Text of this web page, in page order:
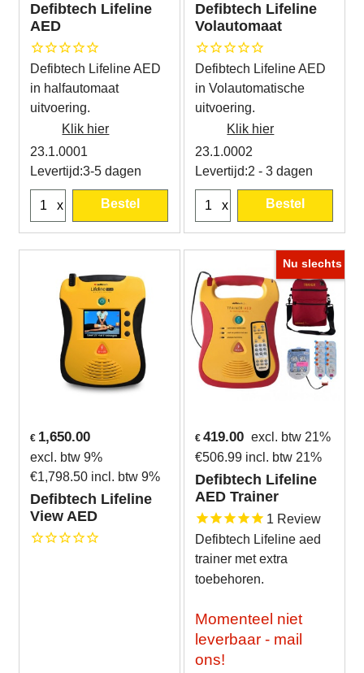
Defibtech Lifeline
AED
Defibtech Lifeline AED
in halfautomaat
uitvoering.
Klik hier
23.1.0001
Levertijd:3-5 dagen
x Bestel
Defibtech Lifeline
Volautomaat
Defibtech Lifeline AED
in Volautomatische
uitvoering.
Klik hier
23.1.0002
Levertijd:2 - 3 dagen
x Bestel
€ 1,650.00
excl. btw 9%
€1,798.50 incl. btw 9%
Defibtech Lifeline
View AED
Nu slechts
€ 419.00 excl. btw 21%
€506.99 incl. btw 21%
Defibtech Lifeline
AED Trainer
1 Review
Defibtech Lifeline aed
trainer met extra
toebehoren.
Momenteel niet
leverbaar - mail
ons!